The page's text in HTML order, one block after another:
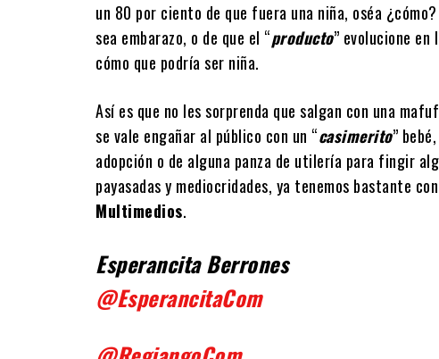
un 80 por ciento de que fuera una niña, oséa
sea embarazo, o de que el “producto” evolucione en
cómo que podría ser niña.
Así es que no les sorprenda que salgan con una
se vale engañar al público con un “casimerito”
adopción o de alguna panza de utilería para fingir
payasadas y mediocridades, ya tenemos bastante
Multimedios.
Esperancita Berrones
@EsperancitaCom